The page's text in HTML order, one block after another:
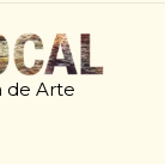
de Arte